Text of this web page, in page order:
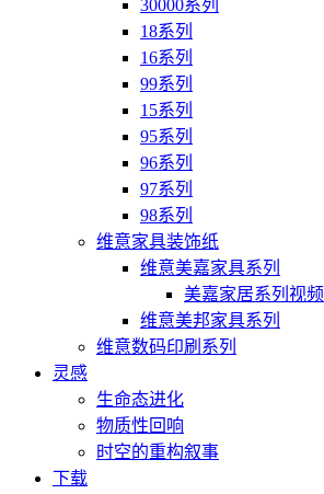
30000系列
18系列
16系列
99系列
15系列
95系列
96系列
97系列
98系列
维意家具装饰纸
维意美嘉家具系列
美嘉家居系列视频
维意美邦家具系列
维意数码印刷系列
灵感
生命态进化
物质性回响
时空的重构叙事
下载